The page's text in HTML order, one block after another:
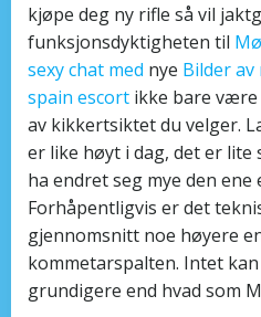
kjøpe deg ny rifle så vil
funksjonsdyktigheten til
sexy chat med nye Bilder
spain escort ikke bare være
av kikkertsiktet du velger.
er like høyt i dag, det er
ha endret seg mye den ene
Forhåpentligvis er det
gjennomsnitt noe høyere
kommetarspalten. Intet
grundigere end hvad som